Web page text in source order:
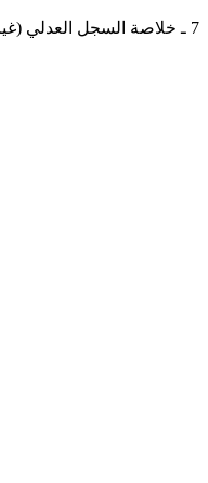
7 ـ خلاصة السجل العدلي (غير محكوم).